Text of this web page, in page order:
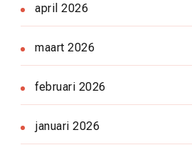
april 2026
maart 2026
februari 2026
januari 2026